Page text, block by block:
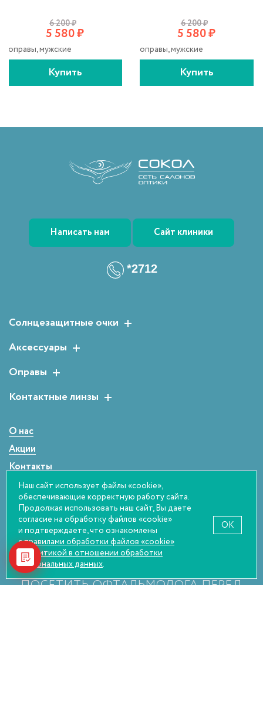
6 200₽
5 580₽
оправы, мужские
Купить
6 200₽
5 580₽
оправы, мужские
Купить
Написать нам Сайт клиники
*2712
Солнцезащитные очки
Детские солнцезащитные очки
Аксессуары
Оправы
Детские оправы
Контактные линзы
Однодневные
Сферические
О нас
Акции
Контакты
Статьи
Оплата и возврат
Правовая информация
НАСТОЯТЕЛЬНО РЕКОМЕНДУЕМ
ПОСЕТИТЬ ОФТАЛЬМОЛОГА ПЕРЕД
Наш сайт использует файлы «cookie»,
обеспечивающие корректную работу сайта.
Продолжая использовать наш сайт, Вы даете
согласие на обработку файлов «cookie»
и подтверждаете, что ознакомлены
с правилами обработки файлов «cookie»
иполитикой в отношении обработки
персональных данных.
OK